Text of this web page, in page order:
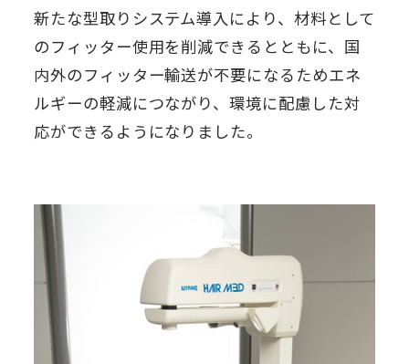
新たな型取りシステム導入により、材料として
のフィッター使用を削減できるとともに、国
内外のフィッター輸送が不要になるためエネ
ルギーの軽減につながり、環境に配慮した対
応ができるようになりました。